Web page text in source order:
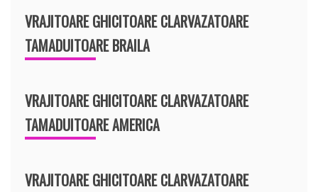
VRAJITOARE GHICITOARE CLARVAZATOARE
TAMADUITOARE BRAILA
VRAJITOARE GHICITOARE CLARVAZATOARE
TAMADUITOARE AMERICA
VRAJITOARE GHICITOARE CLARVAZATOARE